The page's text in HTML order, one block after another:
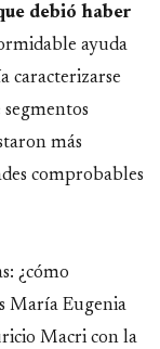
debió haber
ayuda
caracterizarse
más
comprobables
¿cómo
María Eugenia
Macri con la